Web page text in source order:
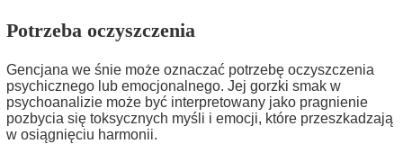
Potrzeba oczyszczenia
Gencjana we śnie może oznaczać potrzebę oczyszczenia
psychicznego lub emocjonalnego. Jej gorzki smak w
psychoanalizie może być interpretowany jako pragnienie
pozbycia się toksycznych myśli i emocji, które przeszkadzają
w osiągnięciu harmonii.